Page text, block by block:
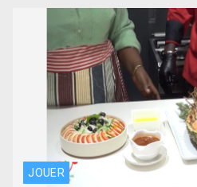
JOUER